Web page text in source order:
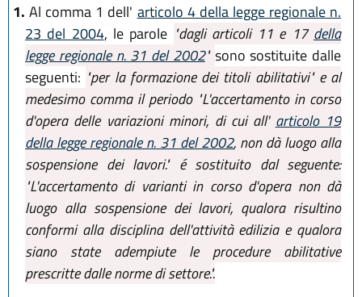
1. Al comma 1 dell' articolo 4 della legge regionale n.
23 del 2004, le parole "dagli articoli 11 e 17 della
legge regionale n. 31 del 2002"sono sostituite dalle
seguenti: "per la formazione dei titoli abilitativi" e al
medesimo comma il periodo "L'accertamento in corso
d'opera delle variazioni minori, di cui all' articolo 19
della legge regionale n. 31 del 2002, non dà luogo alla
sospensione dei lavori." é sostituito dal seguente:
"L'accertamento di varianti in corso d'opera non dà
luogo alla sospensione dei lavori, qualora risultino
conformi alla disciplina dell'attività edilizia e qualora
siano state adempiute le procedure abilitative
prescritte dalle norme di settore.".